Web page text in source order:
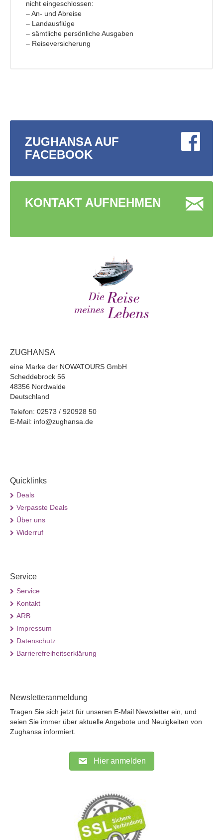
nicht eingeschlossen:
– An- und Abreise
– Landausflüge
– sämtliche persönliche Ausgaben
– Reiseversicherung
ZUGHANSA AUF
FACEBOOK
KONTAKT AUFNEHMEN
ZUGHANSA
eine Marke der NOWATOURS GmbH
Scheddebrock 56
48356 Nordwalde
Deutschland
Telefon: 02573 / 920928 50
E-Mail: info@zughansa.de
Quicklinks
Deals
Verpasste Deals
Über uns
Widerruf
Service
Service
Kontakt
ARB
Impressum
Datenschutz
Barrierefreiheitserklärung
Newsletteranmeldung
Tragen Sie sich jetzt für unseren E-Mail Newsletter ein, und
seien Sie immer über aktuelle Angebote und Neuigkeiten von
Zughansa informiert.
Hier anmelden